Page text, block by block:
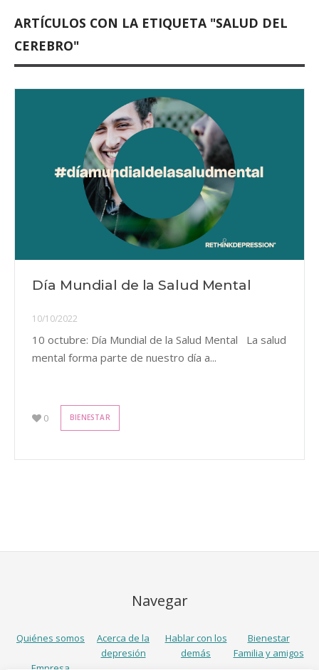
ARTÍCULOS CON LA ETIQUETA "SALUD DEL
CEREBRO"
Día Mundial de la Salud Mental
10/10/2022
10 octubre: Día Mundial de la Salud Mental La salud
mental forma parte de nuestro día a...
0 BIENESTAR
Navegar
Quiénes somos
Acerca de la
depresión
Hablar con los
demás
Bienestar
Familia y amigos